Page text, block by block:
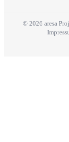
© 2026 aresa